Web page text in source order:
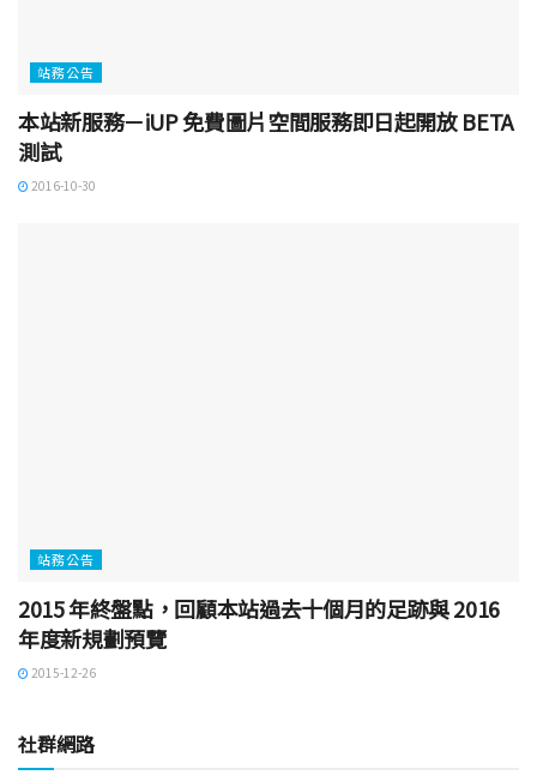
站務公告
本站新服務－iUP 免費圖片空間服務即日起開放 BETA
測試
2016-10-30
站務公告
2015 年終盤點，回顧本站過去十個月的足跡與 2016
年度新規劃預覽
2015-12-26
社群網路